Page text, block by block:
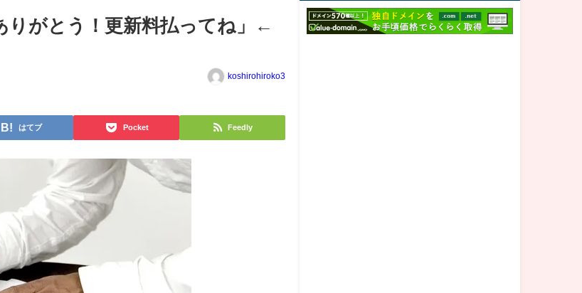
りがとう！更新料払ってね」←
koshirohiroko3
はてブ Pocket Feedly